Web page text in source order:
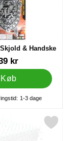
& Handske
kr
Køb
På lager
1-3 dage
plastdug Princess &